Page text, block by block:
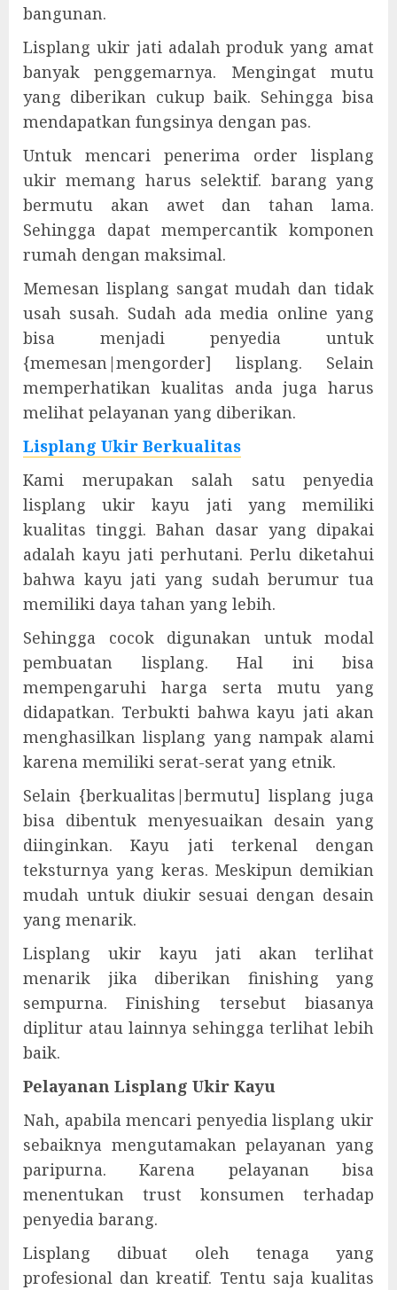
bangunan.
Lisplang ukir jati adalah produk yang amat
banyak penggemarnya. Mengingat mutu
yang diberikan cukup baik. Sehingga bisa
mendapatkan fungsinya dengan pas.
Untuk mencari penerima order lisplang
ukir memang harus selektif. barang yang
bermutu akan awet dan tahan lama.
Sehingga dapat mempercantik komponen
rumah dengan maksimal.
Memesan lisplang sangat mudah dan tidak
usah susah. Sudah ada media online yang
bisa menjadi penyedia untuk
{memesan|mengorder] lisplang. Selain
memperhatikan kualitas anda juga harus
melihat pelayanan yang diberikan.
Lisplang Ukir Berkualitas
Kami merupakan salah satu penyedia
lisplang ukir kayu jati yang memiliki
kualitas tinggi. Bahan dasar yang dipakai
adalah kayu jati perhutani. Perlu diketahui
bahwa kayu jati yang sudah berumur tua
memiliki daya tahan yang lebih.
Sehingga cocok digunakan untuk modal
pembuatan lisplang. Hal ini bisa
mempengaruhi harga serta mutu yang
didapatkan. Terbukti bahwa kayu jati akan
menghasilkan lisplang yang nampak alami
karena memiliki serat-serat yang etnik.
Selain {berkualitas|bermutu] lisplang juga
bisa dibentuk menyesuaikan desain yang
diinginkan. Kayu jati terkenal dengan
teksturnya yang keras. Meskipun demikian
mudah untuk diukir sesuai dengan desain
yang menarik.
Lisplang ukir kayu jati akan terlihat
menarik jika diberikan finishing yang
sempurna. Finishing tersebut biasanya
diplitur atau lainnya sehingga terlihat lebih
baik.
Pelayanan Lisplang Ukir Kayu
Nah, apabila mencari penyedia lisplang ukir
sebaiknya mengutamakan pelayanan yang
paripurna. Karena pelayanan bisa
menentukan trust konsumen terhadap
penyedia barang.
Lisplang dibuat oleh tenaga yang
profesional dan kreatif. Tentu saja kualitas